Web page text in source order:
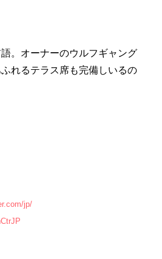
。オーナーのウルフギャング
れるテラス席も完備しいるの
jp/